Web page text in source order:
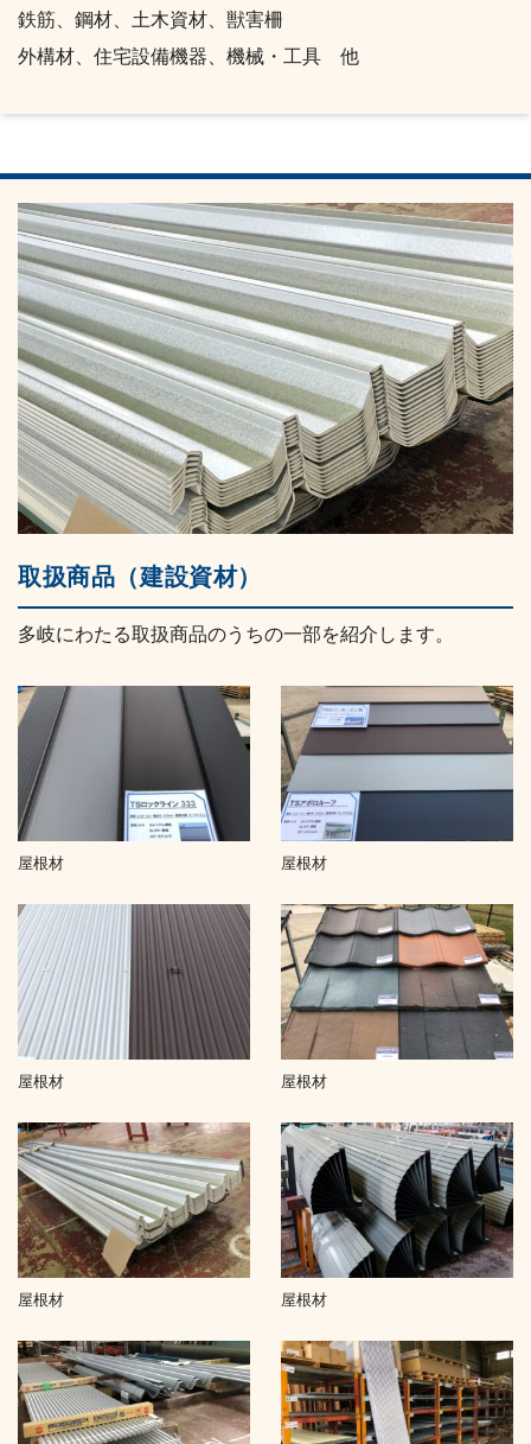
鉄筋、鋼材、土木資材、獣害柵
外構材、住宅設備機器、機械・工具 他
取扱商品（建設資材）
多岐にわたる取扱商品のうちの一部を紹介します。
屋根材 屋根材
屋根材 屋根材
屋根材 屋根材